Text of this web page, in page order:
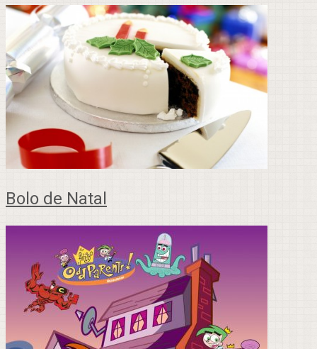
Bolo de Natal